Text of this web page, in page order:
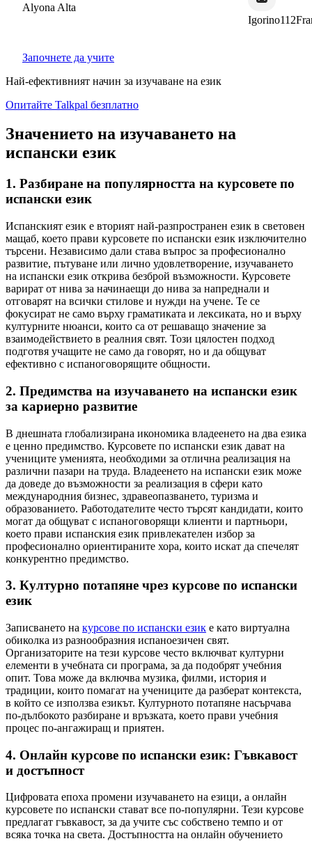
Alyona Alta
Започнете да учите
Най-ефективният начин за изучаване на език
Опитайте Talkpal безплатно
Значението на изучаването на
испански език
1. Разбиране на популярността на курсовете по
испански език
Испанският език е вторият най-разпространен език в световен
мащаб, което прави курсовете по испански език изключително
търсени. Независимо дали става въпрос за професионално
развитие, пътуване или лично удовлетворение, изучаването
на испански език открива безброй възможности. Курсовете
варират от нива за начинаещи до нива за напреднали и
отговарят на всички стилове и нужди на учене. Те се
фокусират не само върху граматиката и лексиката, но и върху
културните нюанси, които са от решаващо значение за
взаимодействието в реалния свят. Този цялостен подход
подготвя учащите не само да говорят, но и да общуват
ефективно с испаноговорящите общности.
2. Предимства на изучаването на испански език
за кариерно развитие
В днешната глобализирана икономика владеенето на два езика
е ценно предимство. Курсовете по испански език дават на
учениците уменията, необходими за отлична реализация на
различни пазари на труда. Владеенето на испански език може
да доведе до възможности за реализация в сфери като
международния бизнес, здравеопазването, туризма и
образованието. Работодателите често търсят кандидати, които
могат да общуват с испаноговорящи клиенти и партньори,
което прави испанския език привлекателен избор за
професионално ориентираните хора, които искат да спечелят
конкурентно предимство.
3. Културно потапяне чрез курсове по испански
език
Записването на курсове по испански език е като виртуална
обиколка из разнообразния испаноезичен свят.
Организаторите на тези курсове често включват културни
елементи в учебната си програма, за да подобрят учебния
опит. Това може да включва музика, филми, история и
традиции, които помагат на учениците да разберат контекста,
в който се използва езикът. Културното потапяне насърчава
по-дълбокото разбиране и връзката, което прави учебния
процес по-ангажиращ и приятен.
4. Онлайн курсове по испански език: Гъвкавост
и достъпност
Цифровата епоха промени изучаването на езици, а онлайн
курсовете по испански стават все по-популярни. Тези курсове
предлагат гъвкавост, за да учите със собствено темпо и от
всяка точка на света. Достъпността на онлайн обучението